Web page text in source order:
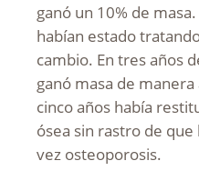
ganó un 10% de
habían estado
cambio. En tres años
ganó masa de
cinco años había
ósea sin rastro de
vez osteoporosis.